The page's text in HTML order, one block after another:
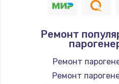
1400
Замена / ремонт
Ремонт
Ремонт
Ремонт